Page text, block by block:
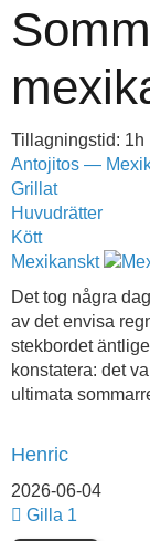
Tillagningstid: 1h
Antojitos —
Grillat
Huvudrätter
Kött
Mexikanskt
Det tog några
av det envisa
stekbordet
konstatera: det
ultimata
Henric
2026-06-04
Gilla 1